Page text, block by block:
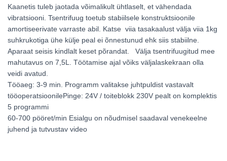
Kaanetis tuleb jaotada võimalikult ühtlaselt, et vähendada
vibratsiooni. Tsentrifuug toetub stabiilsele konstruktsioonile
amortiseerivate varraste abil. Katse viia tasakaalust välja viia 1kg
suhkrukotiga ühe külje peal ei õnnestunud ehk siis stabiilne.
Aparaat seisis kindlalt keset põrandat. Välja tsentrifuugitud mee
mahutavus on 7,5L. Töötamise ajal võiks väljalaskekraan olla
veidi avatud.
Tööaeg: 3-9 min. Programm valitakse juhtpuldist vastavalt
tööoperatsioonilePinge: 24V / toiteblokk 230V pealt on komplektis
5 programmi
60-700 pööret/min Esialgu on nõudmisel saadaval venekeelne
juhend ja tutvustav video